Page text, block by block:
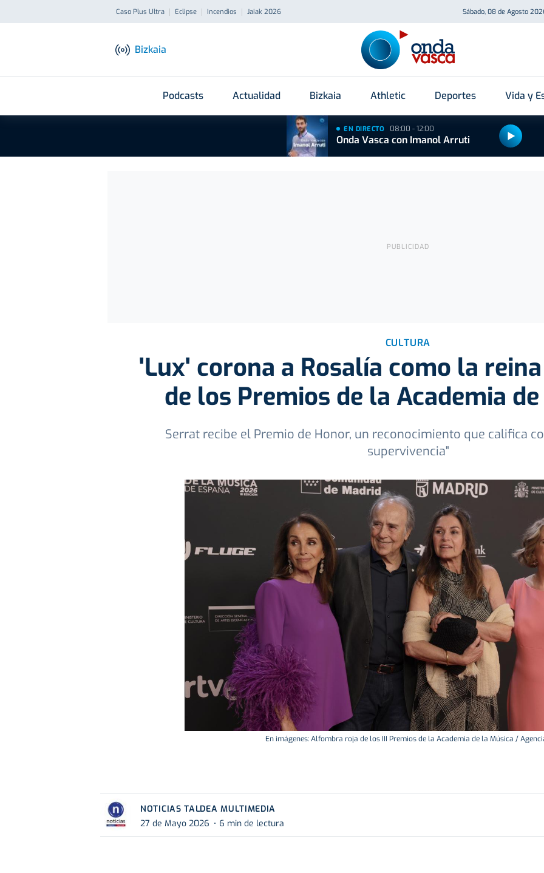
Caso Plus Ultra Eclipse Incendios Jaiak 2026 Sábado, 08 de Agosto
Bizkaia
Podcasts Actualidad Bizkaia Athletic Deportes Vida y
EN DIRECTO 08:00 - 12:00
Onda Vasca con Imanol Arruti
CULTURA
'Lux' corona a Rosalía como la
de los Premios de la Academia
Serrat recibe el Premio de Honor, un reconocimiento que califica
supervivencia"
En imágenes: Alfombra roja de los III Premios de la Academia de la Música /
NOTICIAS TALDEA MULTIMEDIA
27 de Mayo 2026
6 min de lectura